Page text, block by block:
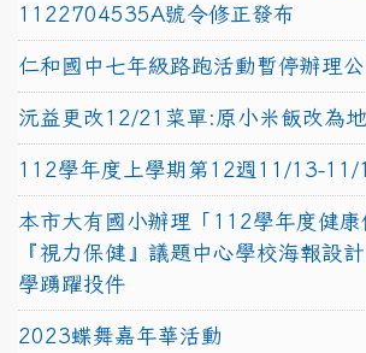
1122704535A號令修正發布
仁和國中七年級路跑活動暫停辦理
沅益更改12/21菜單:原小米飯改為
112學年度上學期第12週11/13-11/
本市大有國小辦理「112學年度健康
『視力保健』議題中心學校海報設
學踴躍投件
2023蝶舞嘉年華活動